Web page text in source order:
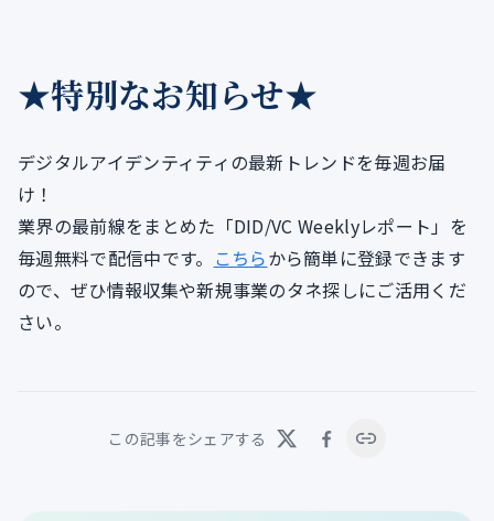
★特別なお知らせ★
デジタルアイデンティティの最新トレンドを毎週お届
け！
業界の最前線をまとめた「DID/VC Weeklyレポート」を
毎週無料で配信中です。 こちらから簡単に登録できます
ので、ぜひ情報収集や新規事業のタネ探しにご活用くだ
さい。
この記事をシェアする